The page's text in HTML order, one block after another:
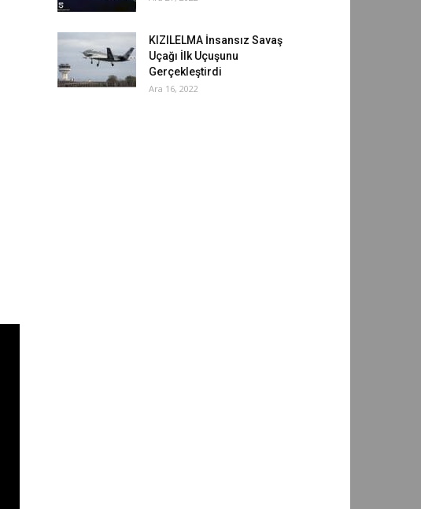
KIZILELMA İnsansız Savaş
Uçağı İlk Uçuşunu
Gerçekleştirdi
Ara 16, 2022